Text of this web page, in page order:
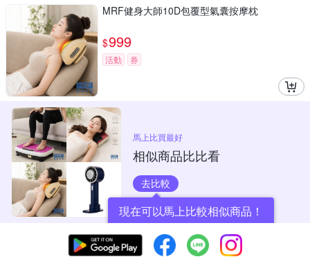
MRF健身大師10D包覆型氣囊按摩枕
$999
活動 券
馬上比買最好
相似商品比比看
去比較
現在可以馬上比較相似商品！